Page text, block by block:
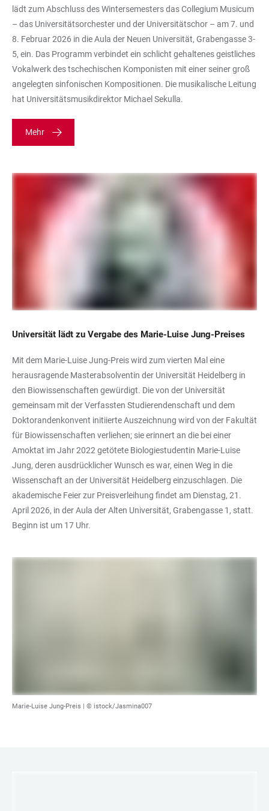
lädt zum Abschluss des Wintersemesters das Collegium Musicum
– das Universitätsorchester und der Universitätschor – am 7. und
8. Februar 2026 in die Aula der Neuen Universität, Grabengasse 3-
5, ein. Das Programm verbindet ein schlicht gehaltenes geistliches
Vokalwerk des tschechischen Komponisten mit einer seiner groß
angelegten sinfonischen Kompositionen. Die musikalische Leitung
hat Universitätsmusikdirektor Michael Sekulla.
Mehr
Universität lädt zu Vergabe des Marie-Luise Jung-Preises
Mit dem Marie-Luise Jung-Preis wird zum vierten Mal eine
herausragende Masterabsolventin der Universität Heidelberg in
den Biowissenschaften gewürdigt. Die von der Universität
gemeinsam mit der Verfassten Studierendenschaft und dem
Doktorandenkonvent initiierte Auszeichnung wird von der Fakultät
für Biowissenschaften verliehen; sie erinnert an die bei einer
Amoktat im Jahr 2022 getötete Biologiestudentin Marie-Luise
Jung, deren ausdrücklicher Wunsch es war, einen Weg in die
Wissenschaft an der Universität Heidelberg einzuschlagen. Die
akademische Feier zur Preisverleihung findet am Dienstag, 21.
April 2026, in der Aula der Alten Universität, Grabengasse 1, statt.
Beginn ist um 17 Uhr.
Marie-Luise Jung-Preis | © istock/Jasmina007